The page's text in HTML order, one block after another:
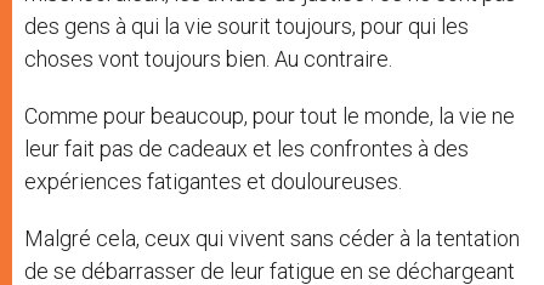
des gens à qui la vie sourit toujours, pour qui les
choses vont toujours bien. Au contraire.
Comme pour beaucoup, pour tout le monde, la vie ne
leur fait pas de cadeaux et les confrontes à des
expériences fatigantes et douloureuses.
Malgré cela, ceux qui vivent sans céder à la tentation
de se débarrasser de leur fatigue en se déchargeant